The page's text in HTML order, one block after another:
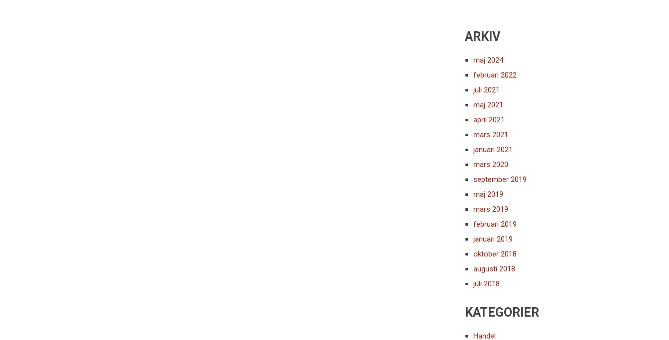
ARKIV
maj 2024
februari 2022
juli 2021
maj 2021
april 2021
mars 2021
januari 2021
mars 2020
september 2019
maj 2019
mars 2019
februari 2019
januari 2019
oktober 2018
augusti 2018
juli 2018
KATEGORIER
Handel